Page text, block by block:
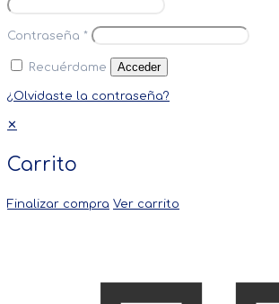
Contraseña *
Recuérdame Acceder
¿Olvidaste la contraseña?
✕
Carrito
Finalizar compra Ver carrito